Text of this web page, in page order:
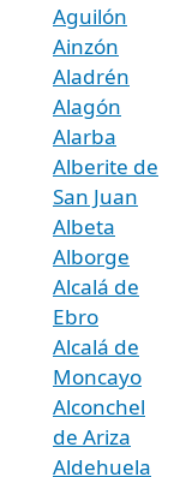
Aguilón
Ainzón
Aladrén
Alagón
Alarba
Alberite de
San Juan
Albeta
Alborge
Alcalá de
Ebro
Alcalá de
Moncayo
Alconchel
de Ariza
Aldehuela